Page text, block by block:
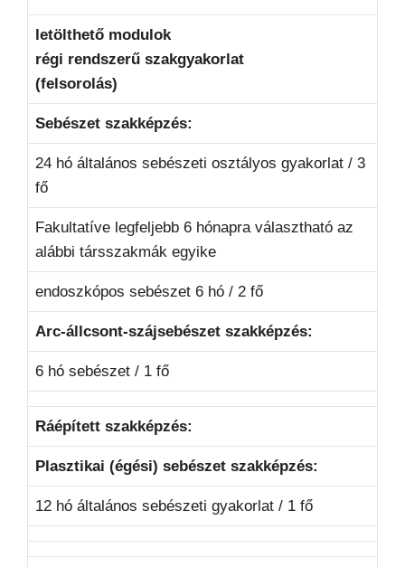
letölthető modulok
régi rendszerű szakgyakorlat
(felsorolás)
Sebészet szakképzés:
24 hó általános sebészeti osztályos gyakorlat / 3
fő
Fakultatíve legfeljebb 6 hónapra választható az
alábbi társszakmák egyike
endoszkópos sebészet 6 hó / 2 fő
Arc-állcsont-szájsebészet szakképzés:
6 hó sebészet / 1 fő
Ráépített szakképzés:
Plasztikai (égési) sebészet szakképzés:
12 hó általános sebészeti gyakorlat / 1 fő